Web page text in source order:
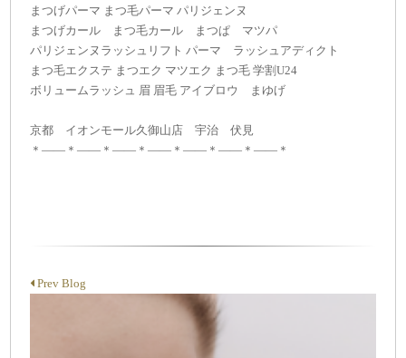
まつげパーマ まつ毛パーマ パリジェンヌ
まつげカール まつ毛カール まつぱ マツパ
パリジェンヌラッシュリフト パーマ ラッシュアディクト
まつ毛エクステ まつエク マツエク まつ毛 学割U24
ボリュームラッシュ 眉 眉毛 アイブロウ まゆげ
京都 イオンモール久御山店 宇治 伏見
＊——＊——＊——＊——＊——＊——＊——＊
Prev Blog